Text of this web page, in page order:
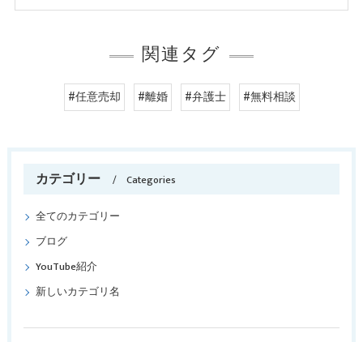
関連タグ
#任意売却 #離婚 #弁護士 #無料相談
カテゴリー Categories
全てのカテゴリー
ブログ
YouTube紹介
新しいカテゴリ名